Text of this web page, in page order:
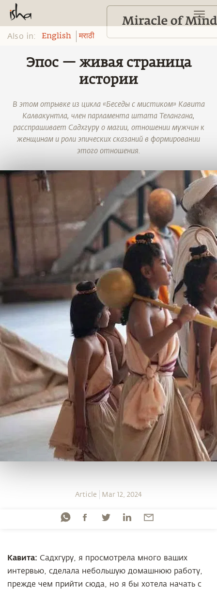
Also in: English मराठी
Эпос — живая страница
истории
В этом отрывке из цикла «Беседы с мистиком» Кавита
Калвакунтла, член парламента штата Телангана,
расспрашивает Садхгуру о магии, отношении мужчин к
женщинам и роли эпических сказаний в формировании
этого отношения.
Article Mar 12, 2024
Кавита: Садхгуру, я просмотрела много ваших
интервью, сделала небольшую домашнюю работу,
прежде чем прийти сюда, но я бы хотела начать с